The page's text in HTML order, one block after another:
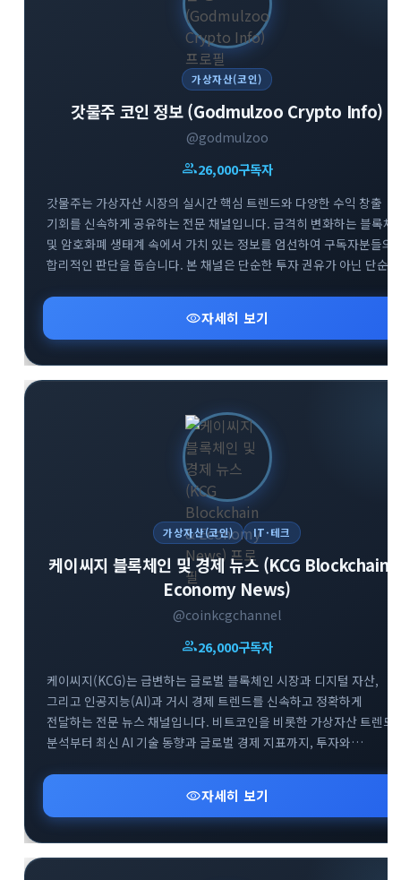
가상자산(코인)
갓물주 코인 정보 (Godmulzoo Crypto Info)
@godmulzoo
group26,000구독자
갓물주는 가상자산 시장의 실시간 핵심 트렌드와 다양한 수익 창출
기회를 신속하게 공유하는 전문 채널입니다. 급격히 변화하는 블록체
및 암호화폐 생태계 속에서 가치 있는 정보를 엄선하여 구독자분들의
합리적인 판단을 돕습니다. 본 채널은 단순한 투자 권유가 아닌 단순
투자 문화를 지향합니다. 시장의 흐름을 빠르게 파악하고 성공적인
투자 인사이트를 넓혀보세요.visibility자세히 보기
가상자산(코인) IT·테크
케이씨지 블록체인 및 경제 뉴스 (KCG Blockchain
Economy News)
@coinkcgchannel
group26,000구독자
케이씨지(KCG)는 급변하는 글로벌 블록체인 시장과 디지털 자산,
그리고 인공지능(AI)과 거시 경제 트렌드를 신속하고 정확하게
전달하는 전문 뉴스 채널입니다. 비트코인을 비롯한 가상자산 트렌드
분석부터 최신 AI 기술 동향과 글로벌 경제 지표까지, 투자와
웹사이트 및 소통방(카카오톡, 텔레그램 그룹)을 통해 커뮤니티
구성원들과 실시간으로 유익한 인사이트를 공유하고 있습니다.
변화하는 미래 기술과 금융 시장의 흐름을 가장 먼저 파악하고
성공적인 투자 전략을 수립해 보세요.
visibility자세히 보기